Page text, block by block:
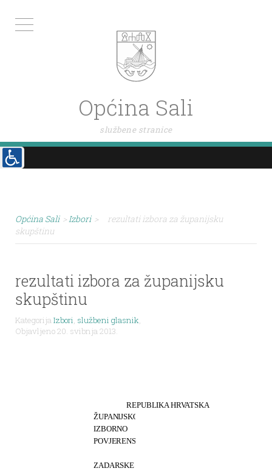
Općina Sali
službene stranice
Općina Sali > Izbori >
rezultati izbora za županijsku
skupštinu
rezultati izbora za županijsku
skupštinu
KategorijaIzbori, službeni glasnik,
Objavljeno 20. svibnja 2013.
REPUBLIKA HRVATSKA
ŽUPANIJSKO
IZBORNO
POVJERENSTVO
ZADARSKE